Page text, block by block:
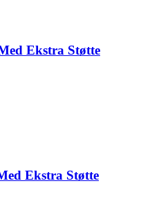
Ekstra Støtte
Ekstra Støtte